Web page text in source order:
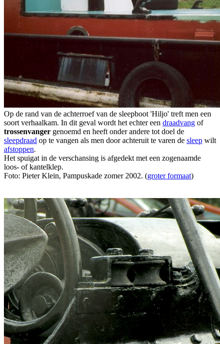
Op de rand van de achterroef van de sleepboot 'Hiljo' treft men een
soort verhaalkam. In dit geval wordt het echter een draadvang of
trossenvanger genoemd en heeft onder andere tot doel de
sleepdraad op te vangen als men door achteruit te varen de sleep wilt
afstoppen.
Het spuigat in de verschansing is afgedekt met een zogenaamde
loos- of kantelklep.
Foto: Pieter Klein, Pampuskade zomer 2002. (groter formaat)